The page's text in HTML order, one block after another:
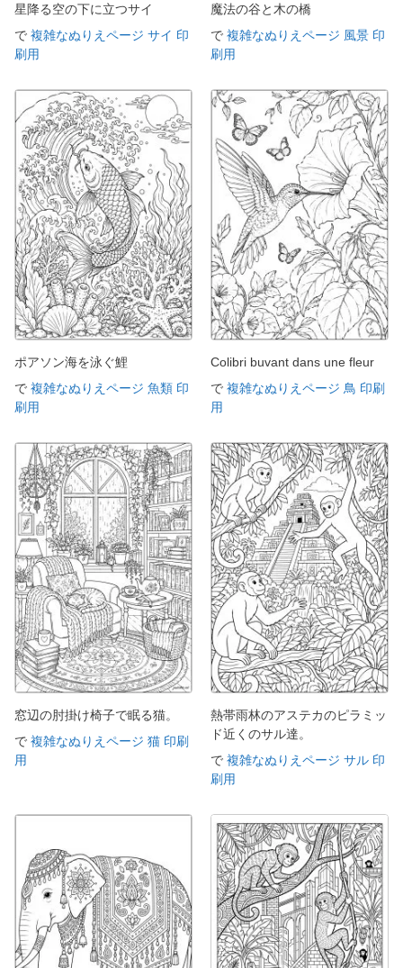
星降る空の下に立つサイ
で 複雑なぬりえページ サイ 印
刷用
魔法の谷と木の橋
で 複雑なぬりえページ 風景 印
刷用
ポアソン海を泳ぐ鯉
で 複雑なぬりえページ 魚類 印
刷用
Colibri buvant dans une fleur
で 複雑なぬりえページ 鳥 印刷
用
窓辺の肘掛け椅子で眠る猫。
で 複雑なぬりえページ 猫 印刷
用
熱帯雨林のアステカのピラミッ
ド近くのサル達。
で 複雑なぬりえページ サル 印
刷用